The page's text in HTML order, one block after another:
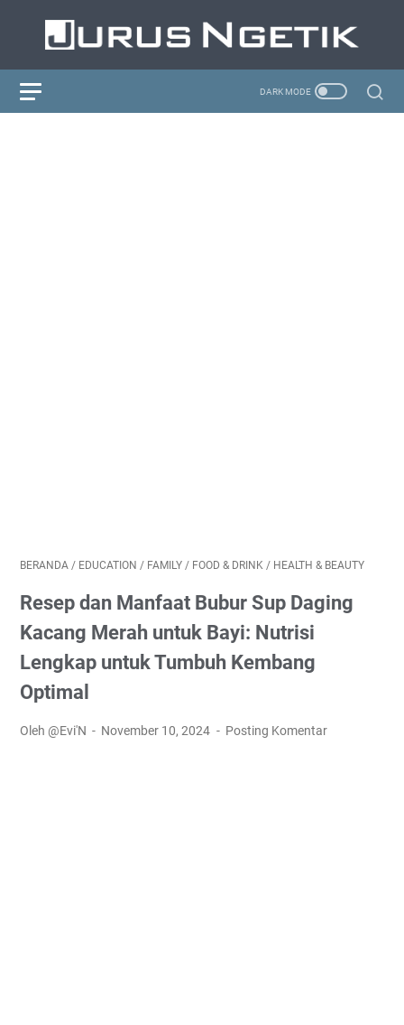
BERANDA / EDUCATION / FAMILY / FOOD & DRINK / HEALTH & BEAUTY
Resep dan Manfaat Bubur Sup Daging
Kacang Merah untuk Bayi: Nutrisi
Lengkap untuk Tumbuh Kembang
Optimal
Oleh @Evi'N November 10, 2024 Posting Komentar